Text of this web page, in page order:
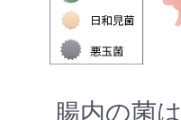
腸内の菌